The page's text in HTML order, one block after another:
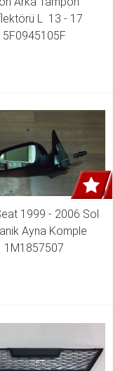
L  13 - 17
5F0945105F
1999 - 2006 Sol
Ayna Komple
1M1857507